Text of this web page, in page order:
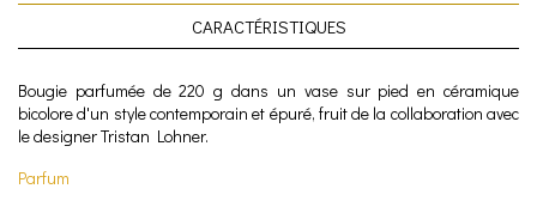
CARACTÉRISTIQUES
Bougie parfumée de 220 g dans un vase sur pied en céramique
bicolore d'un style contemporain et épuré, fruit de la collaboration avec
le designer Tristan Lohner.
Parfum